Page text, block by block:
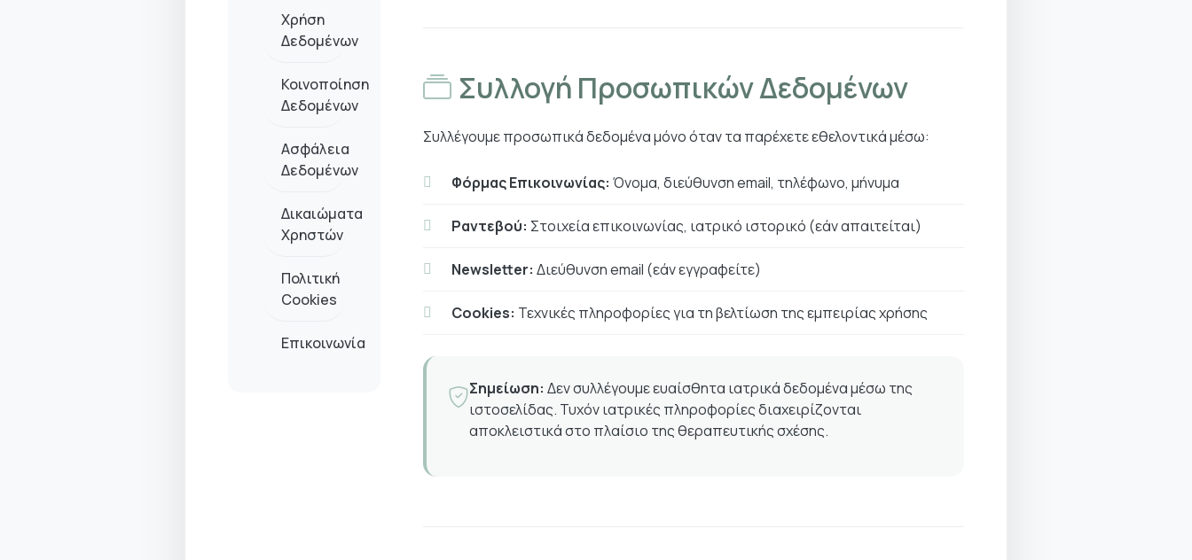
Χρήση
Δεδομένων
Κοινοποίηση
Δεδομένων
Ασφάλεια
Δεδομένων
Δικαιώματα
Χρηστών
Πολιτική
Cookies
Επικοινωνία
Συλλογή Προσωπικών Δεδομένων
Συλλέγουμε προσωπικά δεδομένα μόνο όταν τα παρέχετε εθελοντικά μέσω:
Φόρμας Επικοινωνίας: Όνομα, διεύθυνση email, τηλέφωνο, μήνυμα
Ραντεβού: Στοιχεία επικοινωνίας, ιατρικό ιστορικό (εάν απαιτείται)
Newsletter: Διεύθυνση email (εάν εγγραφείτε)
Cookies: Τεχνικές πληροφορίες για τη βελτίωση της εμπειρίας χρήσης
Σημείωση: Δεν συλλέγουμε ευαίσθητα ιατρικά δεδομένα μέσω της
ιστοσελίδας. Τυχόν ιατρικές πληροφορίες διαχειρίζονται
αποκλειστικά στο πλαίσιο της θεραπευτικής σχέσης.